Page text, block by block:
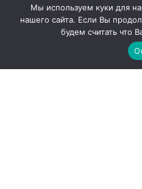
Мы используем куки для
нашего сайта. Если Вы
будем считать что